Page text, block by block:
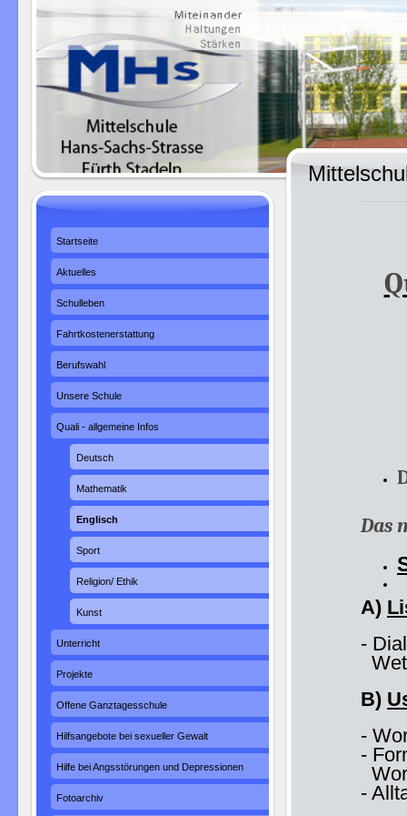
Das
A)
-
B)
-
-
-
Startseite
Aktuelles
Schulleben
Fahrtkostenerstattung
Berufswahl
Unsere Schule
Quali - allgemeine Infos
Deutsch
Mathematik
Englisch
Sport
Religion/ Ethik
Kunst
Unterricht
Projekte
Offene Ganztagesschule
Hilfsangebote bei sexueller Gewalt
Hilfe bei Angsstörungen und Depressionen
Fotoarchiv